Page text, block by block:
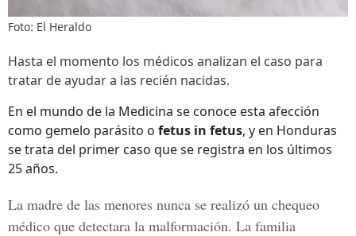
Foto: El Heraldo
Hasta el momento los médicos analizan el caso para
tratar de ayudar a las recién nacidas.
En el mundo de la Medicina se conoce esta afección
como gemelo parásito o fetus in fetus, y en Honduras
se trata del primer caso que se registra en los últimos
25 años.
La madre de las menores nunca se realizó un chequeo
médico que detectara la malformación. La familia